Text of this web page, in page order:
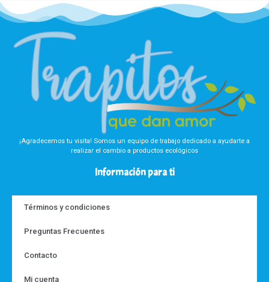
¡Agradecemos tu visita! Somos un equipo de trabajo dedicado a ayudarte a
realizar el cambio a productos ecológicos
Información para ti
Términos y condiciones
Preguntas Frecuentes
Contacto
Mi cuenta